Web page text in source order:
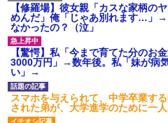
後続車にクラクションを鳴ら
され彼氏が逆切れ。「何クラク
ション鳴らしてんだ！降りてこ
いよ！」と怒鳴りだし...
【衝撃】報酬100万円超の治験
募集がこちらｗｗｗｗｗ(※画像
あり)
【ネット騒然】惨殺されたタ
ワマン頂き女子のこの動画、す
げえええええｗｗｗｗｗｗｗｗ
ｗｗｗ
【修羅場】彼女親「カスな家柄の
めんだ」俺「じゃあ別れます…」
なかったの？（泣」
【驚愕】私「今まで育てた分のお
3000万円」→数年後。私「妹が病
い」→
スマホを与えられて、中学卒業す
された弟が、大学進学のために一